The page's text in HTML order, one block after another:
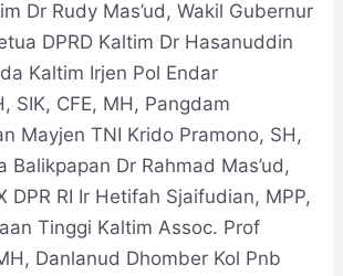
Dr Rudy Mas’ud, Wakil Gubernur
DPRD Kaltim Dr Hasanuddin
Kaltim Irjen Pol Endar
SIK, CFE, MH, Pangdam
Mayjen TNI Krido Pramono, SH,
Balikpapan Dr Rahmad Mas’ud,
DPR RI Ir Hetifah Sjaifudian, MPP,
Tinggi Kaltim Assoc. Prof
Danlanud Dhomber Kol Pnb